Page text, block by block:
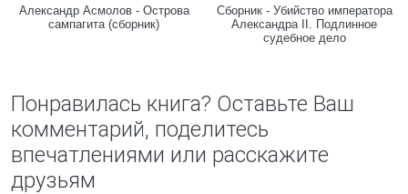
Александр Асмолов - Острова
сампагита (сборник)
Сборник - Убийство императора
Александра II. Подлинное
судебное дело
Понравилась книга? Оставьте Ваш
комментарий, поделитесь
впечатлениями или расскажите
друзьям